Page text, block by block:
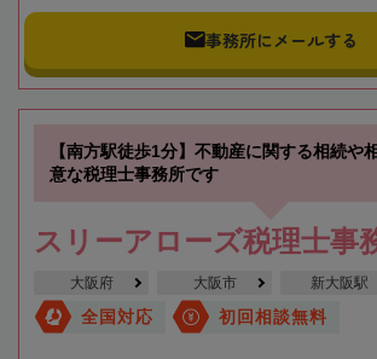
事務所にメールする
【南方駅徒歩1分】不動産に関する相続や
意な税理士事務所です
スリーアローズ税理士事
大阪府 大阪市 新大阪駅
全国対応 初回相談無料